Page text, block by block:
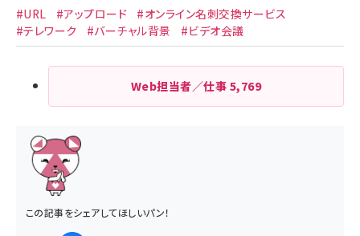
#URL #アップロード
#オンライン名刺交換サービス
#テレワーク
#バーチャル背景 #ビデオ会議
Web担当者／仕事 5,769
この記事をシェアしてほしいパン！